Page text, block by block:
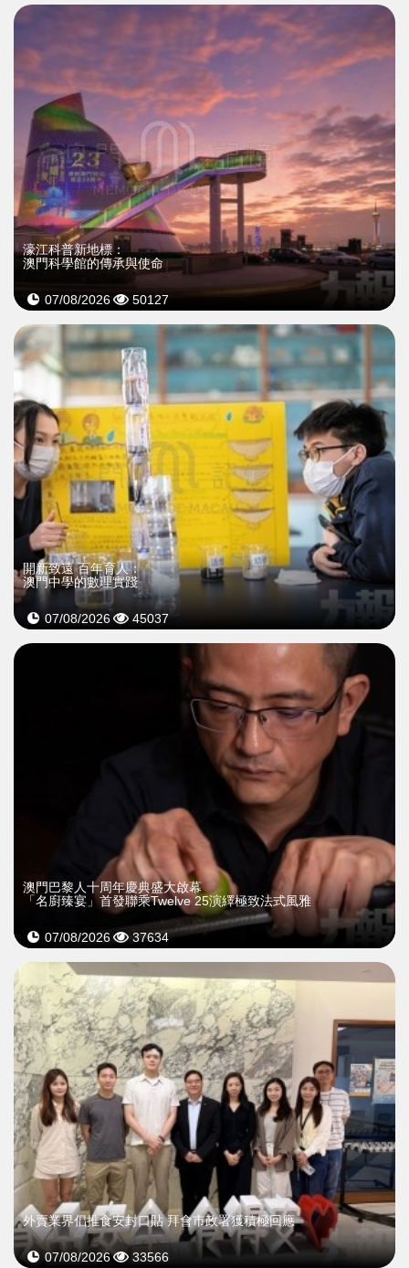
濠江科普新地標：
澳門科學館的傳承與使命
07/08/2026 50127
開新致遠 百年育人：
澳門中學的數理實踐
07/08/2026 45037
澳門巴黎人十周年慶典盛大啟幕
「名廚臻宴」首發聯乘Twelve 25演繹極致法式風雅
07/08/2026 37634
外賣業界倡推食安封口貼 拜會市政署獲積極回應
07/08/2026 33566